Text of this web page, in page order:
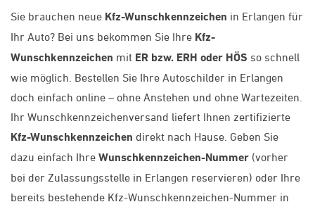
Sie brauchen neue Kfz-Wunschkennzeichen in Erlangen für
Ihr Auto? Bei uns bekommen Sie Ihre Kfz-
Wunschkennzeichen mit ER bzw. ERH oder HÖS so schnell
wie möglich. Bestellen Sie Ihre Autoschilder in Erlangen
doch einfach online – ohne Anstehen und ohne Wartezeiten.
Ihr Wunschkennzeichenversand liefert Ihnen zertifizierte
Kfz-Wunschkennzeichen direkt nach Hause. Geben Sie
dazu einfach Ihre Wunschkennzeichen-Nummer (vorher
bei der Zulassungsstelle in Erlangen reservieren) oder Ihre
bereits bestehende Kfz-Wunschkennzeichen-Nummer in